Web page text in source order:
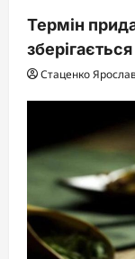
Термін
Стаценко